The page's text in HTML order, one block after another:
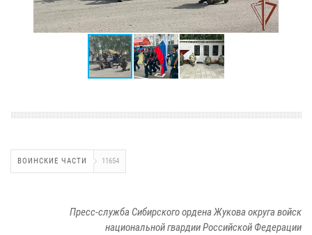
ВОИНСКИЕ ЧАСТИ 11654
Пресс-служба Сибирского ордена Жукова округа войск
национальной гвардии Российской Федерации